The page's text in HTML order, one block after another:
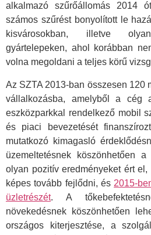
alkalmazó szűrőállomás 2014
számos szűrést bonyolított le
kisvárosokban, illetve
gyártelepeken, ahol korábban
volna megoldani a teljes körű
Az SZTA 2013-ban összesen 120
vállalkozásba, amelyből a cég
eszközparkkal rendelkező mobil
és piaci bevezetését
mutatkozó kimagasló
üzemeltetésnek köszönhetően
olyan pozitív eredményeket ért
képes tovább fejlődni, és 2015-
üzletrészét. A
növekedésnek köszönhetően
országos kiterjesztése, a